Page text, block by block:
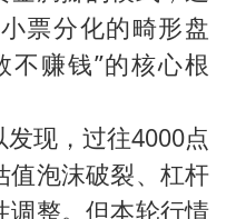
票分化的畸形盘
不赚钱”的核心根
现，过往4000点
值泡沫破裂、杠杆
调整。但本轮行情